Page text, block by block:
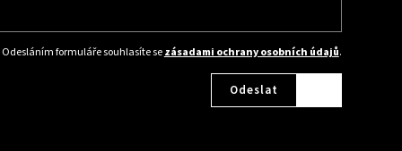
Odesláním formuláře souhlasíte sezásadami ochrany osobních údajů.
Odeslat